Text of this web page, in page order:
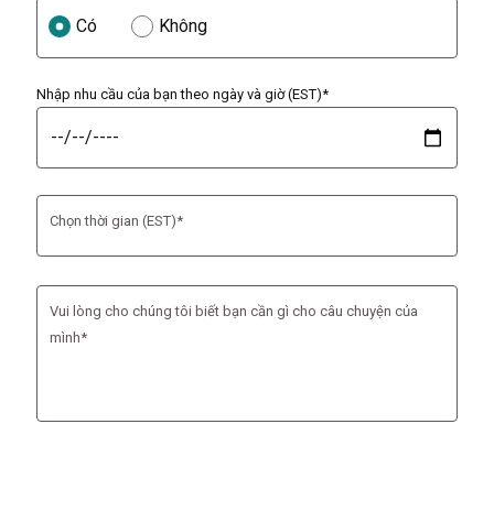
Có Không
Nhập nhu cầu của bạn theo ngày và giờ (EST)*
Chọn thời gian (EST)*
Vui lòng cho chúng tôi biết bạn cần gì cho câu chuyện của
mình*